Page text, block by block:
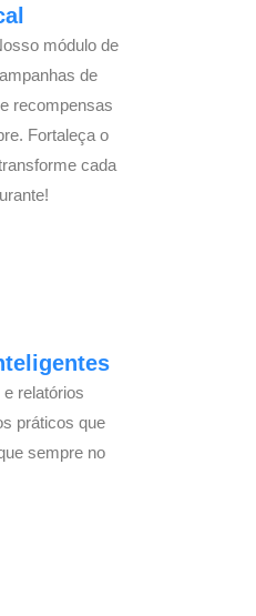
módulo de
de
recompensas
Fortaleça o
cada
relatórios
práticos que
sempre no